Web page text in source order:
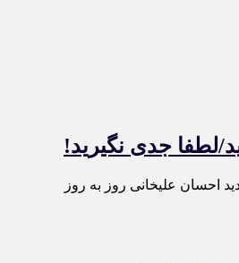
لطفا جدی نگیرید!
احسان علیخانی روز به روز